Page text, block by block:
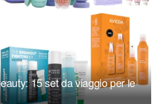
15 set da viaggio per le